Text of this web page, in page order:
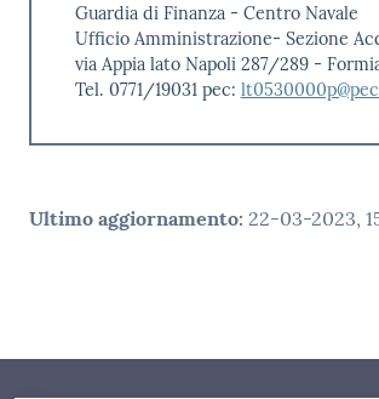
Guardia di Finanza - Centro Navale
Ufficio Amministrazione- Sezione
via Appia lato Napoli 287/289 -
Tel. 0771/19031 pec:
Ultimo aggiornamento: 22-03-2023,